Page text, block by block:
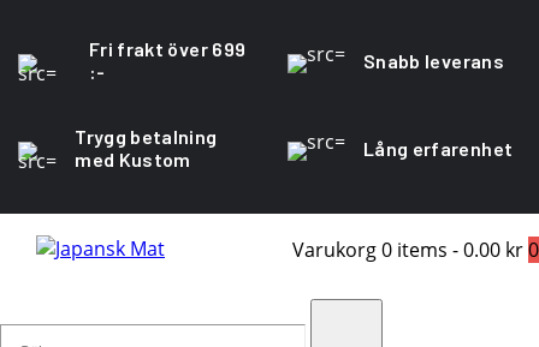
Fri frakt över 699
:-
Snabb leverans
Trygg betalning
med Kustom
Lång erfarenhet
Varukorg0 items -0.00 kr0